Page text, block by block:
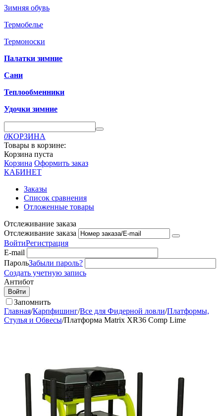
Зимняя обувь
Термобелье
Термоноски
Палатки зимние
Сани
Теплообменники
Удочки зимние
0КОРЗИНА
Товары в корзине:
Корзина пуста
Корзина Оформить заказ
КАБИНЕТ
Заказы
Список сравнения
Отложенные товары
Отслеживание заказа
Отслеживание заказа
ВойтиРегистрация
E-mail
ПарольЗабыли пароль?
Создать учетную запись
Антибот
Войти
Запомнить
Главная/Карпфишинг/Все для Фидерной ловли/Платформы,
Стулья и Обвесы/Платформа Matrix XR36 Comp Lime